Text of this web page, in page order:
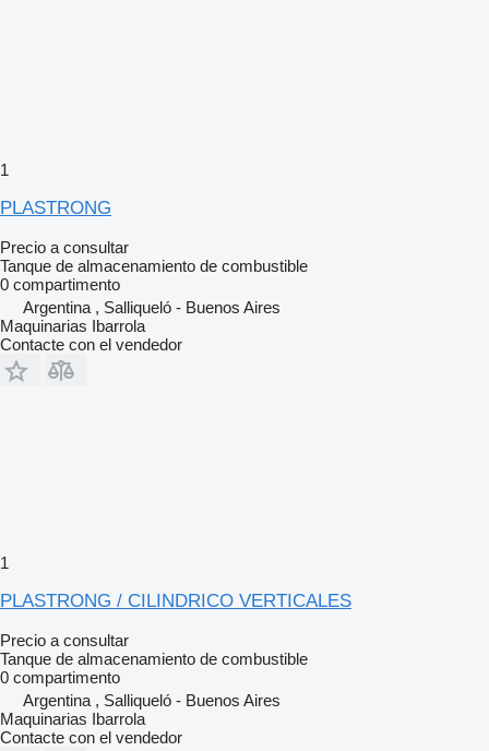
1
PLASTRONG
Precio a consultar
Tanque de almacenamiento de combustible
0 compartimento
Argentina , Salliqueló - Buenos Aires
Maquinarias Ibarrola
Contacte con el vendedor
1
PLASTRONG / CILINDRICO VERTICALES
Precio a consultar
Tanque de almacenamiento de combustible
0 compartimento
Argentina , Salliqueló - Buenos Aires
Maquinarias Ibarrola
Contacte con el vendedor